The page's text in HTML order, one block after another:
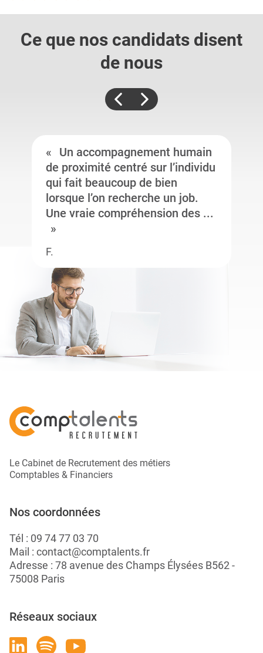
Ce que nos candidats disent
de nous
Un accompagnement humain
de proximité centré sur l’individu
qui fait beaucoup de bien
lorsque l’on recherche un job.
Une vraie compréhension des ...
F.
Le Cabinet de Recrutement des métiers
Comptables & Financiers
Nos coordonnées
Tél : 09 74 77 03 70
Mail : contact@comptalents.fr
Adresse : 78 avenue des Champs Élysées B562 -
75008 Paris
Réseaux sociaux